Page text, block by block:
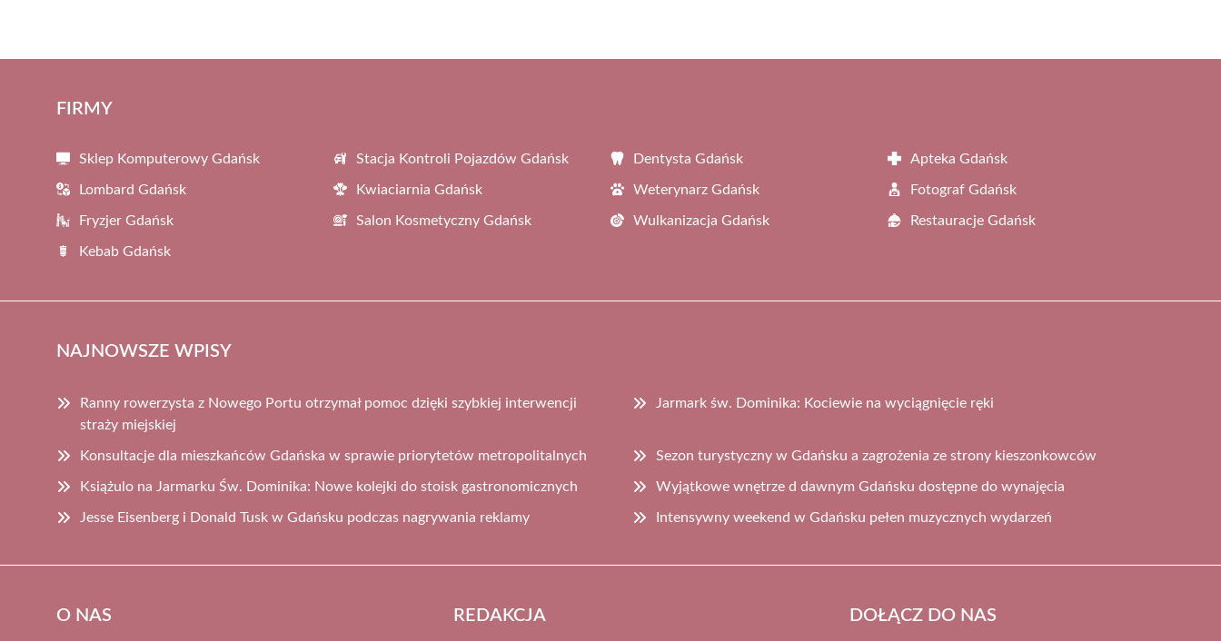
FIRMY
Sklep Komputerowy Gdańsk Stacja Kontroli Pojazdów Gdańsk Dentysta Gdańsk Apteka Gdańsk
Lombard Gdańsk Kwiaciarnia Gdańsk Weterynarz Gdańsk Fotograf Gdańsk
Fryzjer Gdańsk Salon Kosmetyczny Gdańsk Wulkanizacja Gdańsk Restauracje Gdańsk
Kebab Gdańsk
NAJNOWSZE WPISY
Ranny rowerzysta z Nowego Portu otrzymał pomoc dzięki szybkiej interwencji
straży miejskiej
Jarmark św. Dominika: Kociewie na wyciągnięcie ręki
Konsultacje dla mieszkańców Gdańska w sprawie priorytetów metropolitalnych Sezon turystyczny w Gdańsku a zagrożenia ze strony kieszonkowców
Książulo na Jarmarku Św. Dominika: Nowe kolejki do stoisk gastronomicznych Wyjątkowe wnętrze d dawnym Gdańsku dostępne do wynajęcia
Jesse Eisenberg i Donald Tusk w Gdańsku podczas nagrywania reklamy Intensywny weekend w Gdańsku pełen muzycznych wydarzeń
O NAS REDAKCJA DOŁĄCZ DO NAS